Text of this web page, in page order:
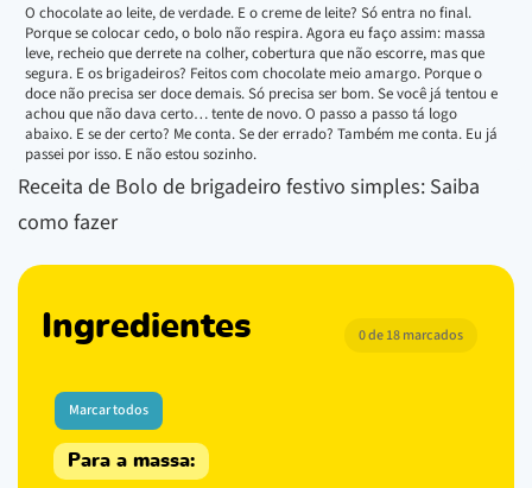
O chocolate ao leite, de verdade. E o creme de leite? Só entra no final.
Porque se colocar cedo, o bolo não respira. Agora eu faço assim: massa
leve, recheio que derrete na colher, cobertura que não escorre, mas que
segura. E os brigadeiros? Feitos com chocolate meio amargo. Porque o
doce não precisa ser doce demais. Só precisa ser bom. Se você já tentou e
achou que não dava certo… tente de novo. O passo a passo tá logo
abaixo. E se der certo? Me conta. Se der errado? Também me conta. Eu já
passei por isso. E não estou sozinho.
Receita de Bolo de brigadeiro festivo simples: Saiba
como fazer
Ingredientes 0 de 18 marcados
Marcar todos
Para a massa: